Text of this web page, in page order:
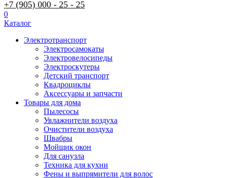
+7 (905) 000 - 25 - 25
0
Каталог
Электротранспорт
Электросамокаты
Электровелосипеды
Электроскутеры
Детский транспорт
Квадроциклы
Аксессуары и запчасти
Товары для дома
Пылесосы
Увлажнители воздуха
Очистители воздуха
Швабры
Мойщик окон
Для санузла
Техника для кухни
Фены и выпрямители для волос